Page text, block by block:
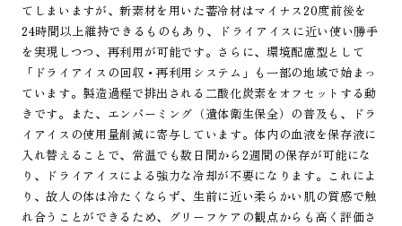
てしまいますが、新素材を用いた蓄冷材はマイナス20度前後を
24時間以上維持できるものもあり、ドライアイスに近い使い勝手
を実現しつつ、再利用が可能です。さらに、環境配慮型として
「ドライアイスの回収・再利用システム」も一部の地域で始まっ
ています。製造過程で排出される二酸化炭素をオフセットする動
きです。また、エンバーミング（遺体衛生保全）の普及も、ドラ
イアイスの使用量削減に寄与しています。体内の血液を保存液に
入れ替えることで、常温でも数日間から2週間の保存が可能にな
り、ドライアイスによる強力な冷却が不要になります。これによ
り、故人の体は冷たくならず、生前に近い柔らかい肌の質感で触
れ合うことができるため、グリーフケアの観点からも高く評価さ